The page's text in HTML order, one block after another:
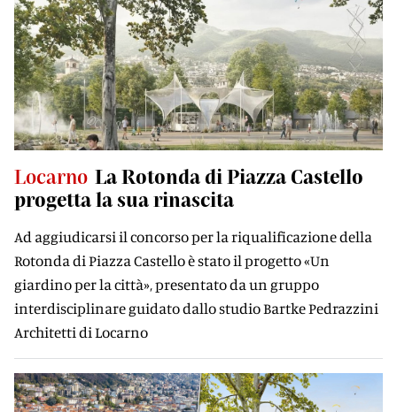
Locarno La Rotonda di Piazza Castello
progetta la sua rinascita
Ad aggiudicarsi il concorso per la riqualificazione della
Rotonda di Piazza Castello è stato il progetto «Un
giardino per la città», presentato da un gruppo
interdisciplinare guidato dallo studio Bartke Pedrazzini
Architetti di Locarno